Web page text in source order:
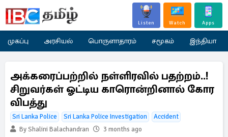
Listen Watch Apps
முகப்பு அரசியல் பொருளாதாரம் சமூகம் இந்தியா
அக்கரைப்பற்றில் நள்ளிரவில் பதற்றம்..!
சிறுவர்கள் ஓட்டிய காரொன்றினால் கோர
விபத்து
Sri Lanka Police Sri Lanka Police Investigation
Accident
By Shalini Balachandran
3 months ago